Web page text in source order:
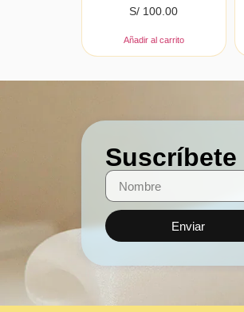
S/ 100.00
Añadir al carrito
Suscríbete
Enviar